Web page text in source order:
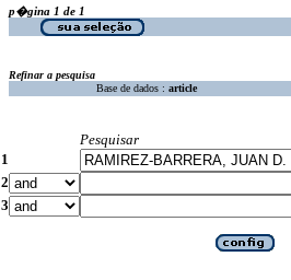
p�gina 1 de 1
Refinar a pesquisa
Base de dados : article
Pesquisar
1
2
3